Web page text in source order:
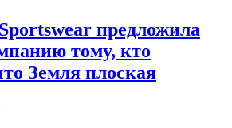
предложила
тому, кто
Земля плоская